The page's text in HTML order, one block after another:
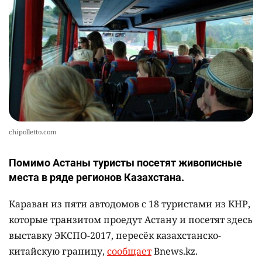
chipolletto.com
Помимо Астаны туристы посетят живописные
места в ряде регионов Казахстана.
Караван из пяти автодомов с 18 туристами из КНР,
которые транзитом проедут Астану и посетят здесь
выставку ЭКСПО-2017, пересёк казахстанско-
китайскую границу, сообщаетBnews.kz.